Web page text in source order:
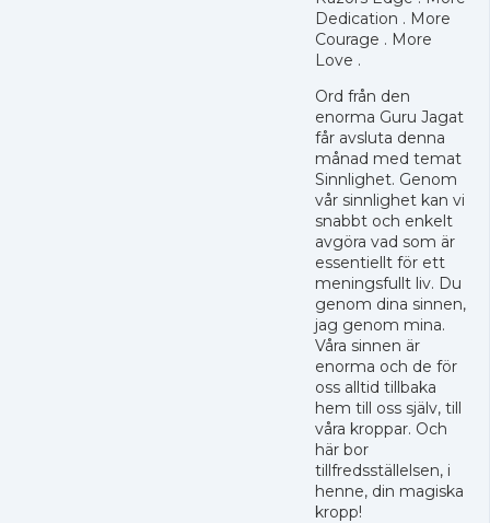
Dedication . More
Courage . More
Love .
Ord från den
enorma Guru Jagat
får avsluta denna
månad med temat
Sinnlighet. Genom
vår sinnlighet kan vi
snabbt och enkelt
avgöra vad som är
essentiellt för ett
meningsfullt liv. Du
genom dina sinnen,
jag genom mina.
Våra sinnen är
enorma och de för
oss alltid tillbaka
hem till oss själv, till
våra kroppar. Och
här bor
tillfredsställelsen, i
henne, din magiska
kropp!